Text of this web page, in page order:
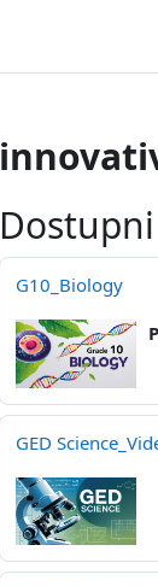
G10_Biology
GED